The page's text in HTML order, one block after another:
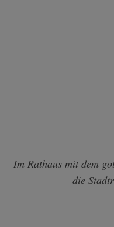
Im Rathaus mit dem
die